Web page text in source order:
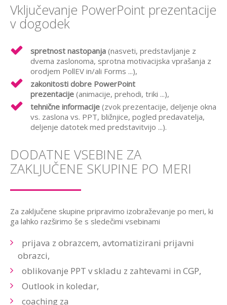
Vključevanje PowerPoint prezentacije
v dogodek
spretnost nastopanja (nasveti, predstavljanje z
dvema zaslonoma, sprotna motivacijska vprašanja z
orodjem PollEV in/ali Forms ...),
zakonitosti dobre PowerPoint
prezentacije (animacije, prehodi, triki ...),
tehnične informacije (zvok prezentacije, deljenje okna
vs. zaslona vs. PPT, bližnjice, pogled predavatelja,
deljenje datotek med predstavitvijo ...).
DODATNE VSEBINE ZA
ZAKLJUČENE SKUPINE PO MERI
Za zaključene skupine pripravimo izobraževanje po meri, ki
ga lahko razširimo še s sledečimi vsebinami
prijava z obrazcem, avtomatizirani prijavni
obrazci,
oblikovanje PPT v skladu z zahtevami in CGP,
Outlook in koledar,
coaching za